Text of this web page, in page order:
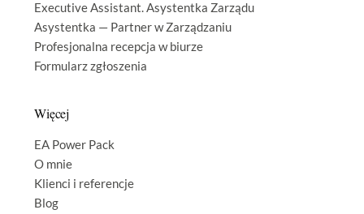
Executive Assistant. Asystentka Zarządu
Asystentka — Partner w Zarządzaniu
Profesjonalna recepcja w biurze
Formularz zgłoszenia
Więcej
EA Power Pack
O mnie
Klienci i referencje
Blog